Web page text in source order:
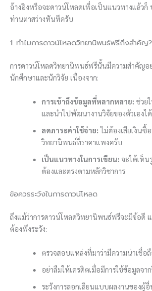
อ้างอิงหรือจะดาวน์โหลดเพื่อเป็นแนวทางแล้ว
ท่านตาสว่างทันทีครับ
1. ทำไมการดาวน์โหลดวิทยานิพนธ์ฟรีถึงสำคัญ?
การดาวน์โหลดวิทยานิพนธ์ฟรีนั้นมีความสำคัญอ
นักศึกษาและนักวิจัย เนื่องจาก:
การเข้าถึงข้อมูลที่หลากหลาย: ช่วย
และนำไปพัฒนางานวิจัยของตัวเองไ
ลดภาระค่าใช้จ่าย: ไม่ต้องเสียเงินซื้
วิทยานิพนธ์ที่ราคาแพงครับ
เป็นแนวทางในการเขียน: จะได้เห็
ต้องและตรงตามหลักวิชาการ
ข้อควรระวังในการดาวน์โหลด
ถึงแม้ว่าการดาวน์โหลดวิทยานิพนธ์ฟรีจะมีข้อดี
ต้องพึงระวัง:
ตรวจสอบแหล่งที่มาว่ามีความน่าเชื่อ
อย่าลืมให้เครดิตเมื่อมีการใช้ข้อมูลจ
ระวังการลอกเลียนแบบผลงานของผู้อื่